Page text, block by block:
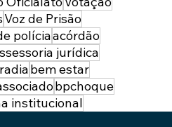
Voz de Prisão
políciaacórdão
jurídica
bem estar
bpchoque
institucional